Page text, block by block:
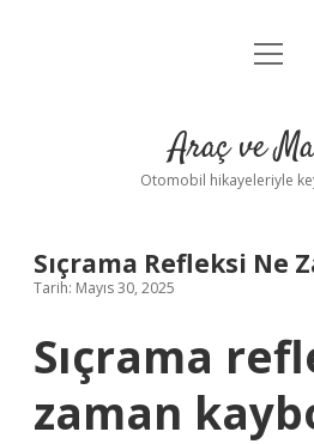
Anasayfa
Yasal
menüyü
Araç ve
Otomobil hikayeleriyle
Sıçrama Refleksi Ne
Tarih: Mayıs 30, 2025
Sıçrama
zaman